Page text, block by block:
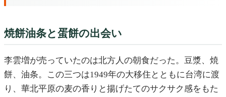
焼餅油条と蛋餅の出会い
李雲増が売っていたのは北方人の朝食だった。豆漿、焼
餅、油条。この三つは1949年の大移住とともに台湾に渡
り、華北平原の麦の香りと揚げたてのサクサク感をもた